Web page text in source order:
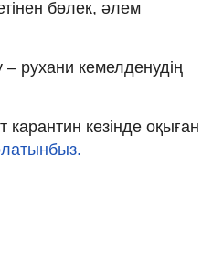
бөлек, әлем
рухани кемелденудің
карантин кезінде оқыған